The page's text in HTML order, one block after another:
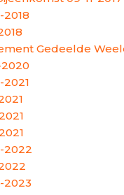
Gedeelde
2022
2023